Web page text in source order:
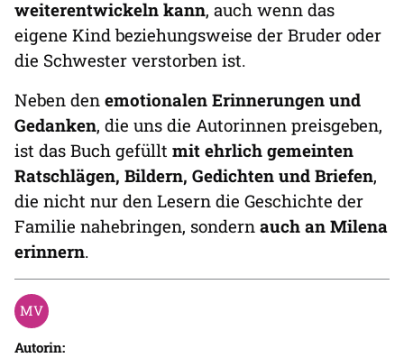
weiterentwickeln kann, auch wenn das
eigene Kind beziehungsweise der Bruder oder
die Schwester verstorben ist.
Neben den emotionalen Erinnerungen und
Gedanken, die uns die Autorinnen preisgeben,
ist das Buch gefüllt mit ehrlich gemeinten
Ratschlägen, Bildern, Gedichten und Briefen,
die nicht nur den Lesern die Geschichte der
Familie nahebringen, sondern auch an Milena
erinnern.
Autorin: